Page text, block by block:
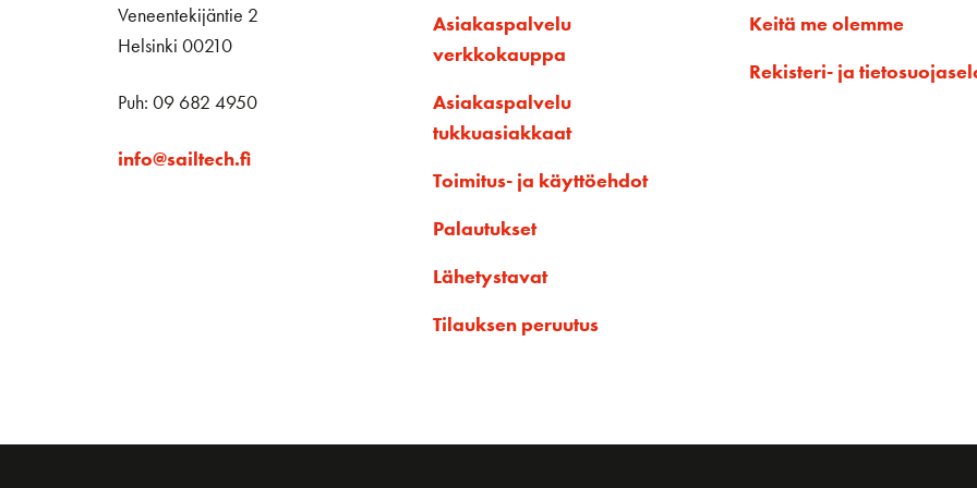
Veneentekijäntie 2
Helsinki 00210
Puh: 09 682 4950
info@sailtech.fi
Asiakaspalvelu
verkkokauppa
Asiakaspalvelu
tukkuasiakkaat
Toimitus- ja käyttöehdot
Palautukset
Lähetystavat
Tilauksen peruutus
Keitä me olemme
Rekisteri- ja